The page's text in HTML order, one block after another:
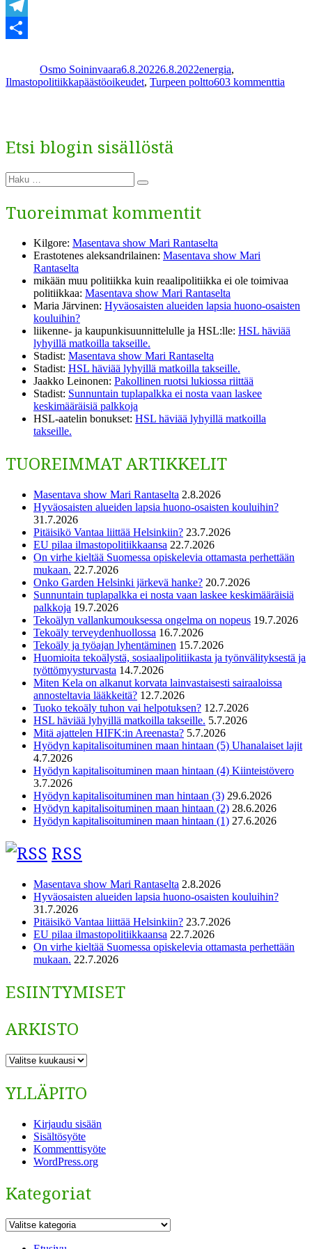
WhatsApp
Telegram
Osmo Soininvaara6.8.20226.8.2022energia,
IlmastopolitiikkaAvainsanat
päästöoikeudet, Turpeen poltto603 kommenttia
Etsi blogin sisällöstä
Etsi:
Haku
Tuoreimmat kommentit
Kilgore: Masentava show Mari Rantaselta
Erastotenes aleksandrilainen: Masentava show Mari
Rantaselta
mikään muu politiikka kuin reaalipolitiikka ei ole toimivaa
politiikkaa: Masentava show Mari Rantaselta
Maria Järvinen: Hyväosaisten alueiden lapsia huono-osaisten
kouluihin?
liikenne- ja kaupunkisuunnittelulle ja HSL:lle: HSL häviää
lyhyillä matkoilla takseille.
Stadist: Masentava show Mari Rantaselta
Stadist: HSL häviää lyhyillä matkoilla takseille.
Jaakko Leinonen: Pakollinen ruotsi lukiossa riittää
Stadist: Sunnuntain tuplapalkka ei nosta vaan laskee
keskimääräisiä palkkoja
HSL-aatelin bonukset: HSL häviää lyhyillä matkoilla
takseille.
TUOREIMMAT ARTIKKELIT
Masentava show Mari Rantaselta 2.8.2026
Hyväosaisten alueiden lapsia huono-osaisten kouluihin?
31.7.2026
Pitäisikö Vantaa liittää Helsinkiin? 23.7.2026
EU pilaa ilmastopolitiikkaansa 22.7.2026
On virhe kieltää Suomessa opiskelevia ottamasta perhettään
mukaan. 22.7.2026
Onko Garden Helsinki järkevä hanke? 20.7.2026
Sunnuntain tuplapalkka ei nosta vaan laskee keskimääräisiä
palkkoja 19.7.2026
Tekoälyn vallankumouksessa ongelma on nopeus 19.7.2026
Tekoäly terveydenhuollossa 16.7.2026
Tekoäly ja työajan lyhentäminen 15.7.2026
Huomioita tekoälystä, sosiaalipolitiikasta ja työnvälityksestä ja
työttömyysturvasta 14.7.2026
Miten Kela on alkanut korvata lainvastaisesti sairaaloissa
annosteltavia lääkkeitä? 12.7.2026
Tuoko tekoäly tuhon vai helpotuksen? 12.7.2026
HSL häviää lyhyillä matkoilla takseille. 5.7.2026
Mitä ajattelen HIFK:in Areenasta? 5.7.2026
Hyödyn kapitalisoituminen maan hintaan (5) Uhanalaiset lajit
4.7.2026
Hyödyn kapitalisoituminen maan hintaan (4) Kiinteistövero
3.7.2026
Hyödyn kapitalisoituminen man hintaan (3) 29.6.2026
Hyödyn kapitalisoituminen maan hintaan (2) 28.6.2026
Hyödyn kapitalisoituminen maan hintaan (1) 27.6.2026
RSS
Masentava show Mari Rantaselta 2.8.2026
Hyväosaisten alueiden lapsia huono-osaisten kouluihin?
31.7.2026
Pitäisikö Vantaa liittää Helsinkiin? 23.7.2026
EU pilaa ilmastopolitiikkaansa 22.7.2026
On virhe kieltää Suomessa opiskelevia ottamasta perhettään
mukaan. 22.7.2026
ESIINTYMISET
ARKISTO
ARKISTO
YLLÄPITO
Kirjaudu sisään
Sisältösyöte
Kommenttisyöte
WordPress.org
Kategoriat
Kategoriat